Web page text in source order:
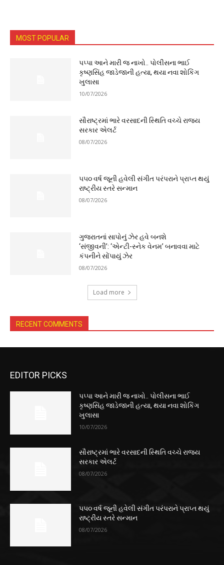
MOST POPULAR
પપ્પા આને મારી જ નાખો.. પોલીસના ભાઈ
કૃષ્ણસિંહ જાડેજાની હત્યા, થયા નવા શોકિંગ
ખુલાસા
10/07/2026
સૌરાષ્ટ્રમાં ભારે વરસાદની સ્થિતિ વચ્ચે રાજ્ય
સરકાર એલર્ટ
08/07/2026
૫૫૦ વર્ષ જૂની હવેલી સંગીત પરંપરાને પ્રાપ્ત થયું
રાષ્ટ્રીય સ્તરે સન્માન
08/07/2026
ગુજરાતનાં સાપોનું ઝેર હવે બનશે
‘સંજીવની’: ‘એન્ટી-સ્નેક વેનમ’ બનાવવા માટે
કંપનીને સોંપાયું ઝેર
08/07/2026
Load more
RECENT COMMENTS
EDITOR PICKS
પપ્પા આને મારી જ નાખો.. પોલીસના ભાઈ
કૃષ્ણસિંહ જાડેજાની હત્યા, થયા નવા શોકિંગ
ખુલાસા
10/07/2026
સૌરાષ્ટ્રમાં ભારે વરસાદની સ્થિતિ વચ્ચે રાજ્ય
સરકાર એલર્ટ
08/07/2026
૫૫૦ વર્ષ જૂની હવેલી સંગીત પરંપરાને પ્રાપ્ત થયું
રાષ્ટ્રીય સ્તરે સન્માન
08/07/2026